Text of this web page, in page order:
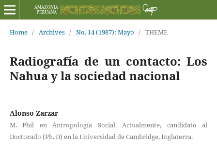
Home / Archives / No. 14 (1987): Mayo / THEME
Radiografía de un contacto: Los
Nahua y la sociedad nacional
Alonso Zarzar
M. Phil en Antropología Social. Actualmente, candidato al
Doctorado (Ph. D) en la Universidad de Cambridge, Inglaterra.